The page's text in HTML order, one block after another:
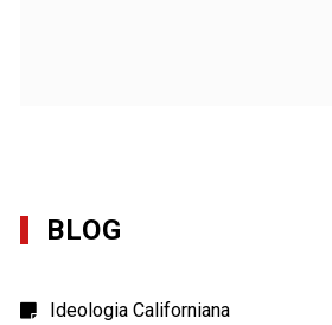
BLOG
Ideologia Californiana